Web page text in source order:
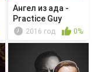
Ангел из ада -
Practice Guy
2016 год 0%